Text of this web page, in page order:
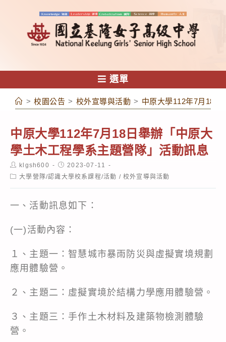
容
選單
> 校園公告 > 校外宣導與活動 > 中原大學112年7月18日
中原大學112年7月18日舉辦「中原大
學土木工程學系主題營隊」活動訊息
Post
author:
klgsh600
Post
published:
2023-07-11
Post大學營隊/認識大學校系課程/活動 / 校外宣導與活動
一、活動訊息如下：
(一)活動內容：
１、主題一：智慧城市暴雨防災與虛擬實境規劃
應用體驗營。
２、主題二：虛擬實境於結構力學應用體驗營。
３、主題三：手作土木材料及建築物檢測體驗
營。